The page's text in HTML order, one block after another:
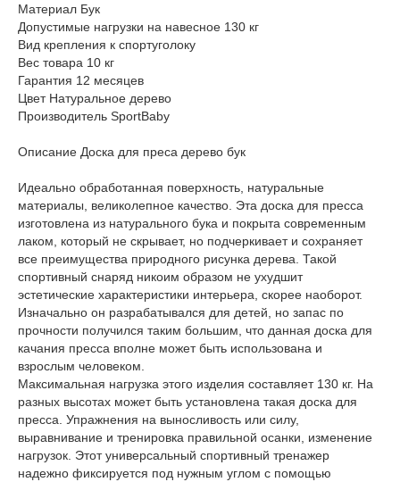
Материал Бук
Допустимые нагрузки на навесное 130 кг
Вид крепления к спортуголоку
Вес товара 10 кг
Гарантия 12 месяцев
Цвет Натуральное дерево
Производитель SportBaby
Описание Доска для преса дерево бук
Идеально обработанная поверхность, натуральные
материалы, великолепное качество. Эта доска для пресса
изготовлена из натурального бука и покрыта современным
лаком, который не скрывает, но подчеркивает и сохраняет
все преимущества природного рисунка дерева. Такой
спортивный снаряд никоим образом не ухудшит
эстетические характеристики интерьера, скорее наоборот.
Изначально он разрабатывался для детей, но запас по
прочности получился таким большим, что данная доска для
качания пресса вполне может быть использована и
взрослым человеком.
Максимальная нагрузка этого изделия составляет 130 кг. На
разных высотах может быть установлена такая доска для
пресса. Упражнения на выносливость или силу,
выравнивание и тренировка правильной осанки, изменение
нагрузок. Этот универсальный спортивный тренажер
надежно фиксируется под нужным углом с помощью